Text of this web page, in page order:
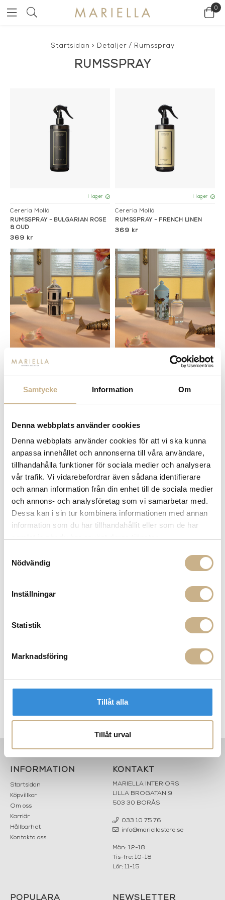
Samtycke Information Om
Denna webbplats använder cookies
Denna webbplats använder cookies för att vi ska kunna
anpassa innehållet och annonserna till våra användare,
tillhandahålla funktioner för sociala medier och analysera
vår trafik. Vi vidarebefordrar även sådana identifierare
och annan information från din enhet till de sociala medier
och annons- och analysföretag som vi samarbetar med.
Dessa kan i sin tur kombinera informationen med annan
information som du har tillhandahållit eller som de har
Nödvändig
Inställningar
Statistik
Marknadsföring
Tillåt alla
Tillåt urval
0
Startsidan > Detaljer/ Rumsspray
RUMSSPRAY
I lager
Cereria Mollá
RUMSSPRAY - BULGARIAN ROSE
& OUD
369 kr
I lager
Cereria Mollá
RUMSSPRAY - FRENCH LINEN
369 kr
2.899 kr
I lager
2.899 kr
I lager
Fornasetti
Fornasetti
I lager
INFORMATION
Startsidan
Köpvillkor
Om oss
Karriär
Hållbarhet
Kontakta oss
KONTAKT
MARIELLA INTERIORS
LILLA BROGATAN 9
503 30 BORÅS
033 10 75 76
info@mariellastore.se
Mån: 12-18
Tis-fre: 10-18
Lör: 11-15
POPULÄRA NEWSLETTER